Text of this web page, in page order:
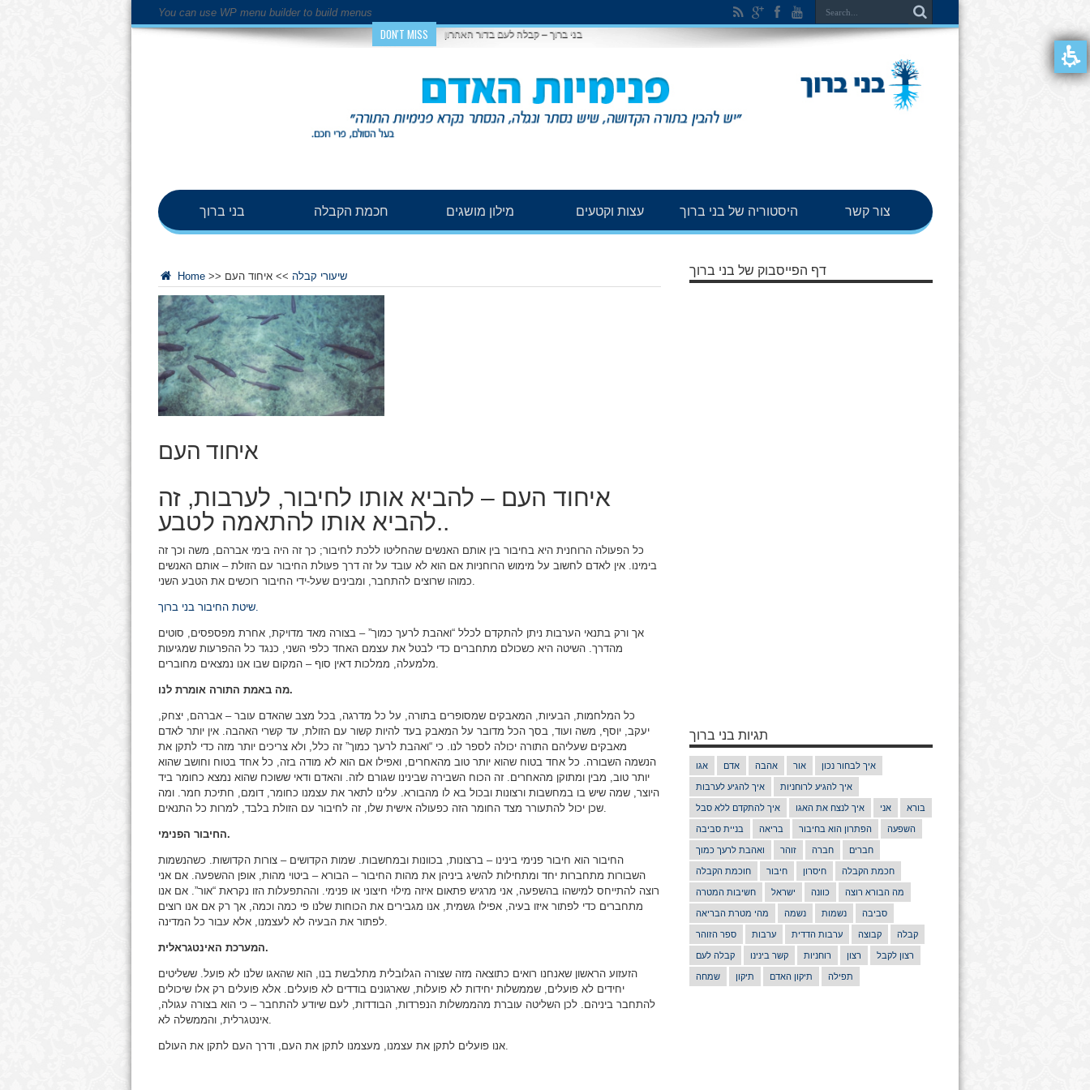
You can use WP menu builder to build menus
DON'T MISS בני ברוך – קבלה לעם בדור האחרון
בני ברוך חכמת הקבלה מילון מושגים עצות וקטעים היסטוריה של בני ברוך צור קשר
Home >> שיעורי קבלה >>איחוד העם
איחוד העם
איחוד העם – להביא אותו לחיבור, לערבות, זה
להביא אותו להתאמה לטבע..
כל הפעולה הרוחנית היא בחיבור בין אותם האנשים שהחליטו ללכת לחיבור; כך זה היה בימי אברהם, משה וכך זה
בימינו.אין לאדם לחשוב על מימוש הרוחניות אם הוא לא עובד על זה דרך פעולת החיבור עם הזולת – אותם האנשים
שיטת החיבור בני ברוך.
אך ורק בתנאי הערבות ניתן להתקדם לכלל “ואהבת לרעך כמוך” – בצורה מאד מדויקת, אחרת מפספסים, סוטים
מהדרך.השיטה היא כשכולם מתחברים כדי לבטל את עצמם האחד כלפי השני, כנגד כל ההפרעות שמגיעות
מה באמת התורה אומרת לנו.
כל המלחמות, הבעיות, המאבקים שמסופרים בתורה, על כל מדרגה, בכל מצב שהאדם עובר – אברהם, יצחק,
יעקב, יוסף, משה ועוד, בסך הכל מדובר על המאבק בעד להיות קשור עם הזולת, עד קשרי האהבה. אין יותר לאדם
מאבקים שעליהם התורה יכולה לספר לנו. כי “ואהבת לרעך כמוך” זה כלל, ולא צריכים יותר מזה כדי לתקן את
הנשמה השבורה. כל אחד בטוח שהוא יותר טוב מהאחרים, ואפילו אם הוא לא מודה בזה, כל אחד בטוח וחושב שהוא
יותר טוב, מבין ומתוקן מהאחרים. זה הכוח השבירה שבינינו שגורם לזה. והאדם ודאי ששוכח שהוא נמצא כחומר ביד
היוצר, שמה שיש בו במחשבות ורצונות ובכול בא לו מהבורא. עלינו לתאר את עצמנו כחומר, דומם, חתיכת חמר. ומה
שכן יכול להתעורר מצד החומר הזה כפעולה אישית שלו, זה לחיבור עם הזולת בלבד, למרות כל התנאים.
החיבור הפנימי.
החיבור הוא חיבור פנימי בינינו – ברצונות, בכוונות ובמחשבות.שמות הקדושים – צורות הקדושות. כשהנשמות
השבורות מתחברות יחד ומתחילות להשיג ביניהן את מהות החיבור – הבורא – ביטוי מהות, אופן ההשפעה.אם אני
רוצה להתייחס למישהו בהשפעה, אני מרגיש פתאום איזה מילוי חיצוני או פנימי. וההתפעלות הזו נקראת “אור”.אם אנו
מתחברים כדי לפתור איזו בעיה, אפילו גשמית, אנו מגבירים את הכוחות שלנו פי כמה וכמה, אך רק אם אנו רוצים
לפתור את הבעיה לא לעצמנו, אלא עבור כל המדינה.
המערכת האינטגראלית.
הזעזוע הראשון שאנחנו רואים כתוצאה מזה שצורה הגלובלית מתלבשת בנו, הוא שהאגו שלנו לא פועל. ששליטים
יחידים לא פועלים, שממשלות יחידות לא פועלות, שארגונים בודדים לא פועלים. אלא פועלים רק אלו שיכולים
להתחבר ביניהם. לכן השליטה עוברת מהממשלות הנפרדות, הבודדות, לעם שיודע להתחבר – כי הוא בצורה עגולה,
אינטגרלית, והממשלה לא.
אנו פועלים לתקן את עצמנו, מעצמנו לתקן את העם, ודרך העם לתקן את העולם.
דף הפייסבוק של בני ברוך
תגיות בני ברוך
אגו אדם אהבה אור איך לבחור נכון
איך להגיע לערבות איך להגיע לרוחניות
איך להתקדם ללא סבל איך לנצח את האגו אני בורא
בניית סביבה בריאה הפתרון הוא בחיבור השפעה
ואהבת לרעך כמוך זוהר חברה חברים
חוכמת הקבלה חיבור חיסרון חכמת הקבלה
חשיבות המטרה ישראל כוונה מה הבורא רוצה
מהי מטרת הבריאה נשמה נשמות סביבה
ספר הזוהר ערבות ערבות הדדית קבוצה קבלה
קבלה לעם קשר בינינו רוחניות רצון רצון לקבל
שמחה תיקון תיקון האדם תפילה